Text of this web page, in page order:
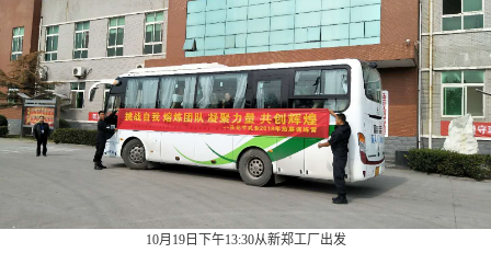
10月19日下午13:30从新郑工厂出发